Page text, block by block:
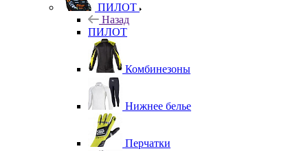
ПИЛОТ
Назад
ПИЛОТ
Комбинезоны
Нижнее белье
Перчатки